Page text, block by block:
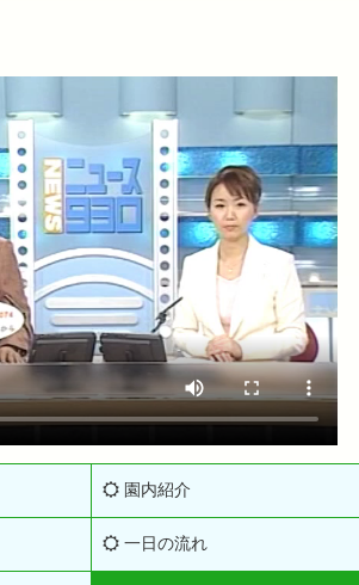
園内紹介
一日の流れ